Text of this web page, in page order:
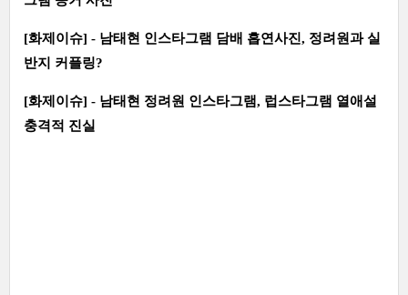
[화제이슈] - 남태현 인스타그램 담배 흡연사진, 정려원과 실
반지 커플링?
[화제이슈] - 남태현 정려원 인스타그램, 럽스타그램 열애설
충격적 진실